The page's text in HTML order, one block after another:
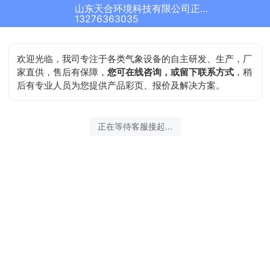
山东天合环境科技有限公司正在为您服务
13276363035
欢迎光临，我司专注于各类气象设备的自主研发、生产，厂
家直供，售后有保障，您可在线咨询，或留下联系方式 ，稍
后有专业人员为您提供产品彩页、报价及解决方案。
正在等待客服接起...